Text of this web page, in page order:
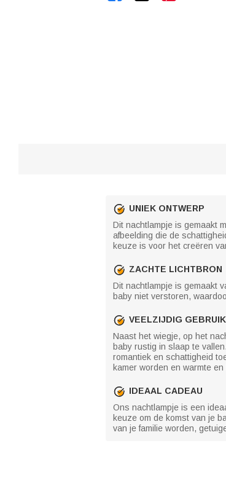
UNIEK ONTWERP
Dit nachtlampje is gemaakt
afbeelding die de
keuze is voor het creëren
ZACHTE LICHTBRON
Dit nachtlampje is gemaakt
baby niet verstoren,
VEELZIJDIG GEBRUIK
Naast het wiegje, op het
baby rustig in slaap te
romantiek en schattigheid
kamer worden en warmte
IDEAAL CADEAU
Ons nachtlampje is een
keuze om de komst van je
van je familie worden,